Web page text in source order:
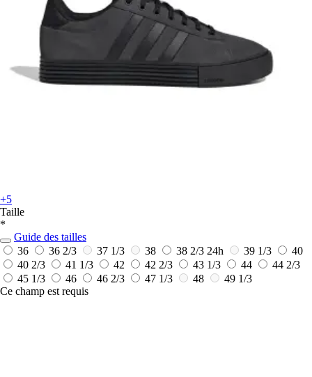
+5
Taille
*
Guide des tailles
36
36 2/3 37 1/3 38 38 2/3 24h 39 1/3
40
40 2/3
41 1/3 42 42 2/3 43 1/3 44
44 2/3
45 1/3
46 46 2/3 47 1/3 48
49 1/3
Ce champ est requis